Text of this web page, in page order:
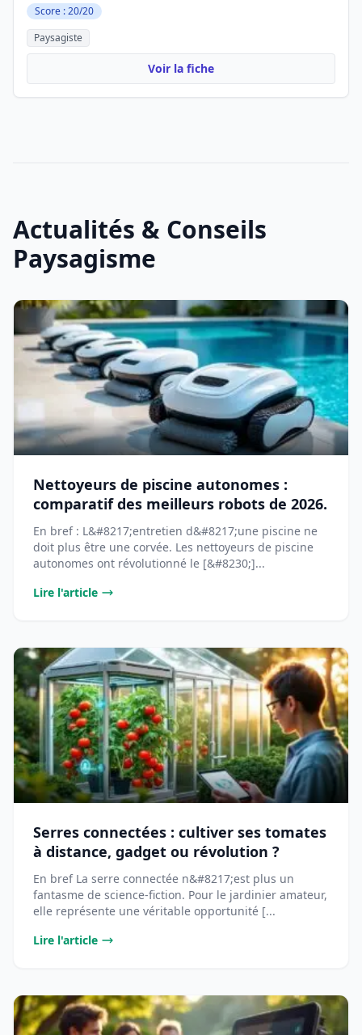
Score : 20/20
Paysagiste
Voir la fiche
Actualités & Conseils
Paysagisme
Nettoyeurs de piscine autonomes :
comparatif des meilleurs robots de 2026.
En bref : L&#8217;entretien d&#8217;une piscine ne
doit plus être une corvée. Les nettoyeurs de piscine
autonomes ont révolutionné le [&#8230;]...
Lire l'article
Serres connectées : cultiver ses tomates
à distance, gadget ou révolution ?
En bref La serre connectée n&#8217;est plus un
fantasme de science-fiction. Pour le jardinier amateur,
elle représente une véritable opportunité [...
Lire l'article